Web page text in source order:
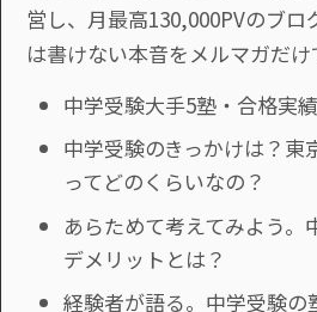
営し、月最高130,000PVのブロ
は書けない本音をメルマガだけ
中学受験大手5塾・合格実
中学受験のきっかけは？東
ってどのくらいなの？
あらためて考えてみよう。
デメリットとは？
経験者が語る。中学受験の